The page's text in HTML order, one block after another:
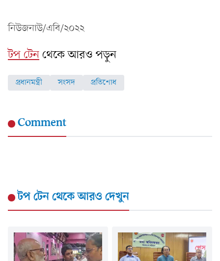
নিউজনাউ/এবি/২০২২
টপ টেনথেকে আরও পড়ুন
প্রধানমন্ত্রী সংসদ প্রতিশোধ
Comment
টপ টেনথেকে আরও দেখুন